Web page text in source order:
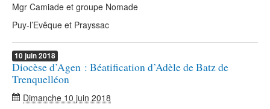
Mgr Camiade et groupe Nomade
Puy-l’Evêque et Prayssac
10 juin2018
Diocèse d’Agen : Béatification d’Adèle de Batz de
Trenquelléon
Dimanche 10 juin 2018